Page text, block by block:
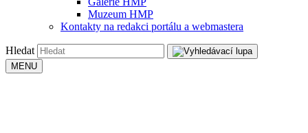
Muzeum HMP
Kontakty na redakci portálu a webmastera
Hledat
MENU